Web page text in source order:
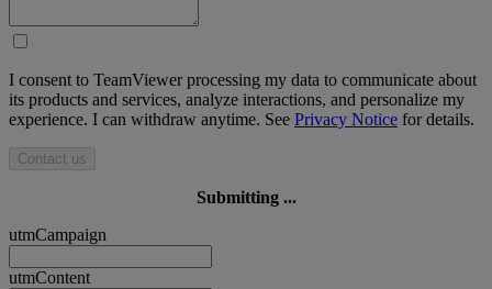
I consent to TeamViewer processing my data to communicate about
its products and services, analyze interactions, and personalize my
experience. I can withdraw anytime. See Privacy Notice for details.
Contact us
Submitting ...
utmCampaign
utmContent